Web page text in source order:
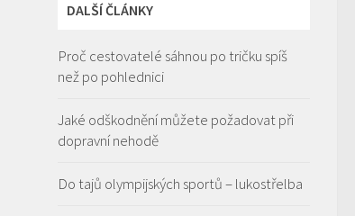
DALŠÍ ČLÁNKY
Proč cestovatelé sáhnou po tričku spíš
než po pohlednici
Jaké odškodnění můžete požadovat při
dopravní nehodě
Do tajů olympijských sportů – lukostřelba